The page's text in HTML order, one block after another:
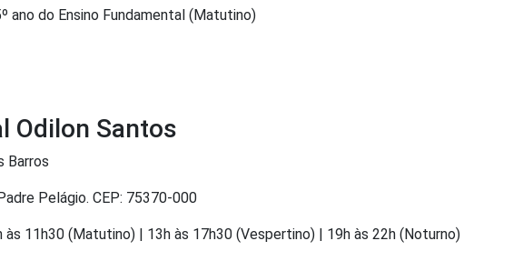
ano do Ensino Fundamental (Matutino)
Odilon Santos
Barros
Pelágio. CEP: 75370-000
às 11h30 (Matutino) | 13h às 17h30 (Vespertino) | 19h às 22h (Noturno)